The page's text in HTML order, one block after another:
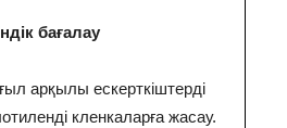
бағалау
арқылы ескерткіштерді
кленкаларға жасау.